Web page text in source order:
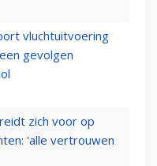
vluchtuitvoering
gevolgen
zich voor op
'alle vertrouwen